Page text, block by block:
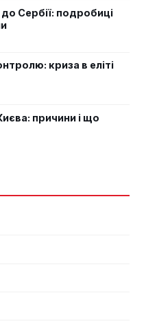
Сербії: подробиці
криза в еліті
причини і що